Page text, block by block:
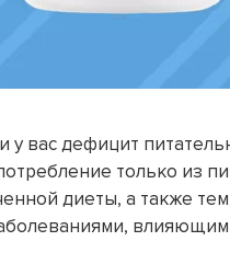
у вас дефицит
только из
диеты, а также